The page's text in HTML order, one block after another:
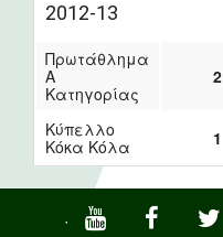
2012-13
Πρωτάθλημα
Α
Κατηγορίας
2
Κύπελλο
Κόκα Κόλα
1
·